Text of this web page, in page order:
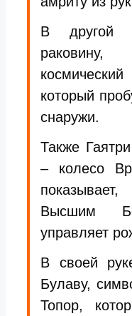
В другой
который
снаружи.
Также
– колесо
Высшим
управляет
В своей
Булаву,
Топор,